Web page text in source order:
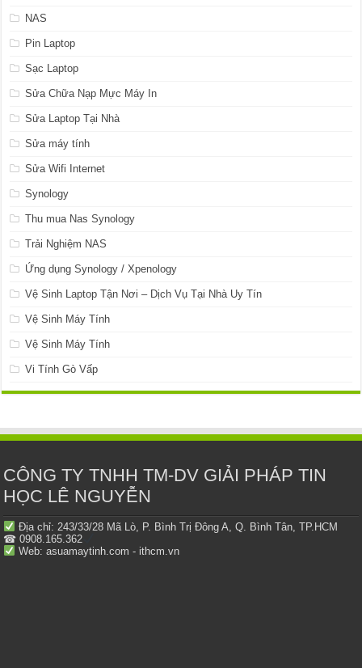
NAS
Pin Laptop
Sạc Laptop
Sửa Chữa Nạp Mực Máy In
Sửa Laptop Tại Nhà
Sửa máy tính
Sửa Wifi Internet
Synology
Thu mua Nas Synology
Trải Nghiệm NAS
Ứng dụng Synology / Xpenology
Vệ Sinh Laptop Tận Nơi – Dịch Vụ Tại Nhà Uy Tín
Vệ Sinh Máy Tính
Vệ Sinh Máy Tính
Vi Tính Gò Vấp
CÔNG TY TNHH TM-DV GIẢI PHÁP TIN
HỌC LÊ NGUYỄN
Địa chỉ: 243/33/28 Mã Lò, P. Bình Trị Đông A, Q. Bình Tân, TP.HCM
☎ 0908.165.362
Web: asuamaytinh.com - ithcm.vn